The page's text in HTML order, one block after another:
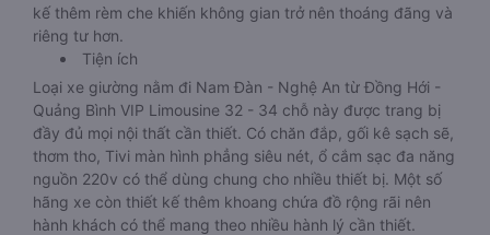
kế thêm rèm che khiến không gian trở nên thoáng đãng và
riêng tư hơn.
Tiện ích
Loại xe giường nằm đi Nam Đàn - Nghệ An từ Đồng Hới -
Quảng Bình VIP Limousine 32 - 34 chỗ này được trang bị
đầy đủ mọi nội thất cần thiết. Có chăn đắp, gối kê sạch sẽ,
thơm tho, Tivi màn hình phẳng siêu nét, ổ cắm sạc đa năng
nguồn 220v có thể dùng chung cho nhiều thiết bị. Một số
hãng xe còn thiết kế thêm khoang chứa đồ rộng rãi nên
hành khách có thể mang theo nhiều hành lý cần thiết.